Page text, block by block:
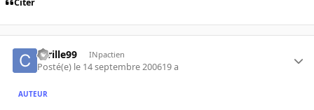
Citer
cyrille99 INpactien
Posté(e) le 14 septembre 200619 a
AUTEUR